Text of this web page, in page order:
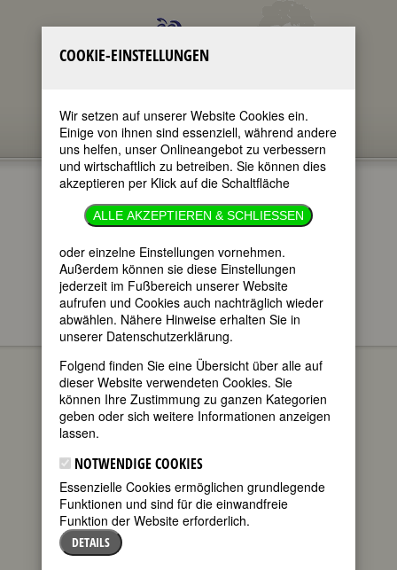
TOVE JANSSON
im ganzen Text
nur in Titeln
BIOGRAPHIEN Tove Jansson
(Tove Marika
Jansson)
geboren am 9.
August 1914 in
Helsinki,
Finnland
gestorben am
27. Juni 2001
in Helsinki,
Finnland
COOKIE-EINSTELLUNGEN
Wir setzen auf unserer Website Cookies ein.
Einige von ihnen sind essenziell, während andere
uns helfen, unser Onlineangebot zu verbessern
und wirtschaftlich zu betreiben. Sie können dies
akzeptieren per Klick auf die Schaltfläche
ALLE AKZEPTIEREN & SCHLIESSEN
oder einzelne Einstellungen vornehmen.
Außerdem können sie diese Einstellungen
jederzeit im Fußbereich unserer Website
aufrufen und Cookies auch nachträglich wieder
abwählen. Nähere Hinweise erhalten Sie in
unserer Datenschutzerklärung.
Folgend finden Sie eine Übersicht über alle auf
dieser Website verwendeten Cookies. Sie
können Ihre Zustimmung zu ganzen Kategorien
geben oder sich weitere Informationen anzeigen
lassen.
NOTWENDIGE COOKIES
Essenzielle Cookies ermöglichen grundlegende
Funktionen und sind für die einwandfreie
Funktion der Website erforderlich.
DETAILS